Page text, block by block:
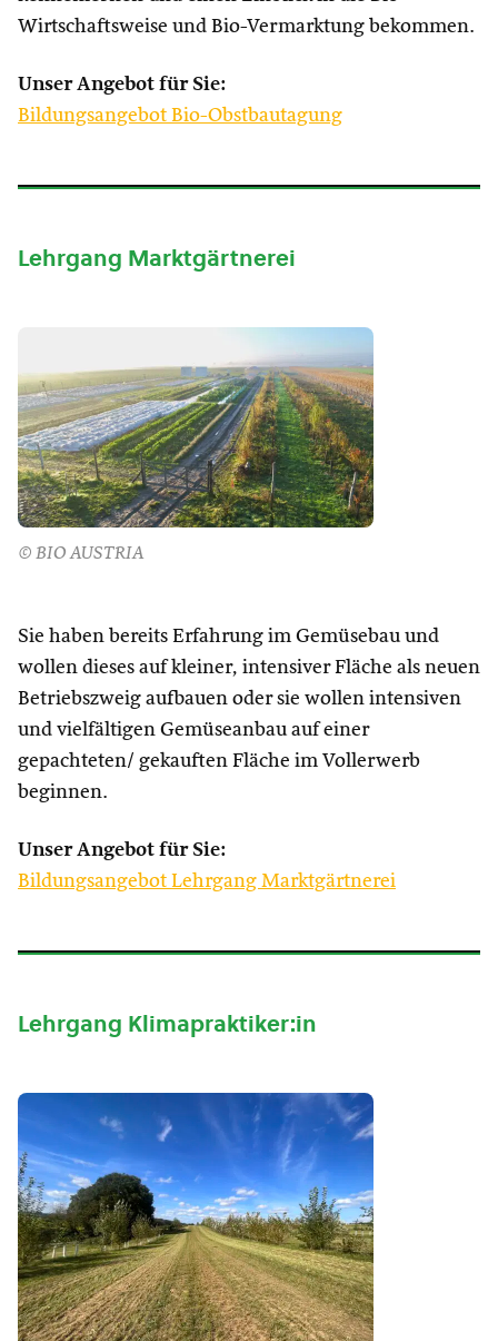
Wirtschaftsweise und Bio-Vermarktung bekommen.
Unser Angebot für Sie:
Bildungsangebot Bio-Obstbautagung
Lehrgang Marktgärtnerei
© BIO AUSTRIA
Sie haben bereits Erfahrung im Gemüsebau und
wollen dieses auf kleiner, intensiver Fläche als neuen
Betriebszweig aufbauen oder sie wollen intensiven
und vielfältigen Gemüseanbau auf einer
gepachteten/ gekauften Fläche im Vollerwerb
beginnen.
Unser Angebot für Sie:
Bildungsangebot Lehrgang Marktgärtnerei
Lehrgang Klimapraktiker:in